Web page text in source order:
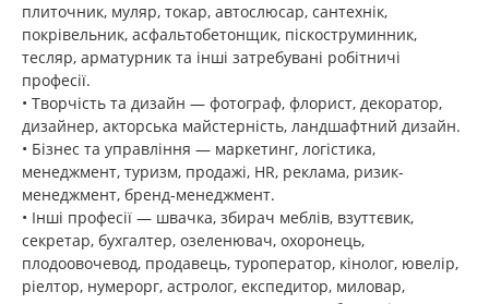
плиточник, муляр, токар, автослюсар, сантехнік,
покрівельник, асфальтобетонщик, піскоструминник,
тесляр, арматурник та інші затребувані робітничі
професії.
• Творчість та дизайн — фотограф, флорист, декоратор,
дизайнер, акторська майстерність, ландшафтний дизайн.
• Бізнес та управління — маркетинг, логістика,
менеджмент, туризм, продажі, HR, реклама, ризик-
менеджмент, бренд-менеджмент.
• Інші професії — швачка, збирач меблів, взуттєвик,
секретар, бухгалтер, озеленювач, охоронець,
плодоовочевод, продавець, туроператор, кінолог, ювелір,
ріелтор, нумерорг, астролог, експедитор, миловар,